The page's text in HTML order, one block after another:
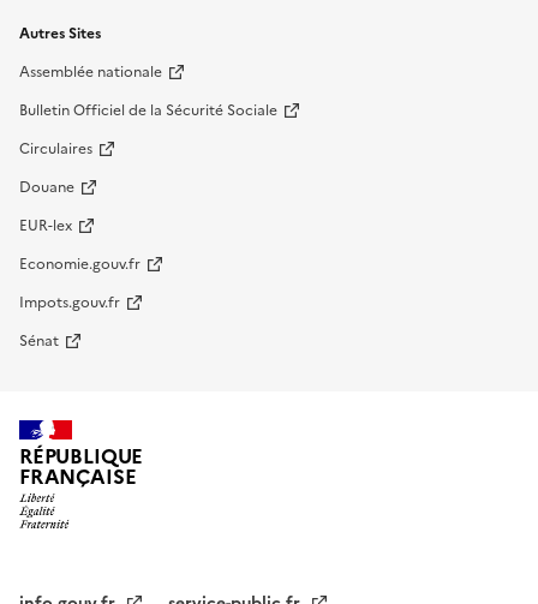
Autres Sites
Assemblée nationale
Bulletin Officiel de la Sécurité Sociale
Circulaires
Douane
EUR-lex
Economie.gouv.fr
Impots.gouv.fr
Sénat
RÉPUBLIQUE
FRANÇAISE